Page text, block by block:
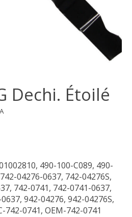
Dechi. Étoilé
490-100-C089, 490-
04276-0637, 742-04276S,
742-0741, 742-0741-0637,
942-04276, 942-04276S,
742-0741, OEM-742-0741